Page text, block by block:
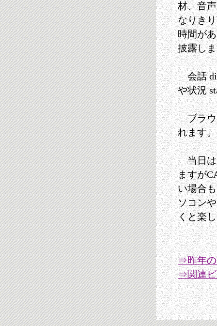
材、音
なりき
時間が
披露し
会話
や状況
ブラウ
れます。
当日は
ますが
い場合
ソコン
くと楽
⇒昨年の
⇒関連ビ